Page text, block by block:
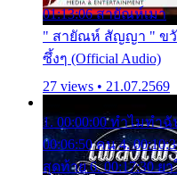
01:13:06 สายัณห์เมา
" สายัณห์ สัญญา " ขวั
ซึ้งๆ (Official Audio)
27 views • 21.07.2569
1. 00:00:00 ทำไมทำ
00:06:50 คน 4.
สุดท้าย 6. 00:17:30 ย